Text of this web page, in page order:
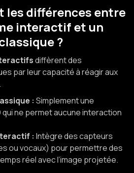
les différences entre
interactif et un
?
diffèrent des
par leur capacité à réagir aux
: Simplement une
ne permet aucune interaction
: Intègre des capteurs
ou vocaux) pour permettre des
réel avec l’image projetée.